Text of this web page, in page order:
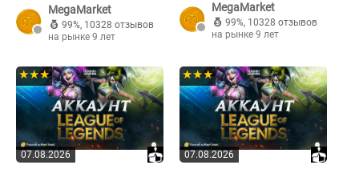
MegaMarket
99%, 10328 отзывов
на рынке 9 лет
MegaMarket
99%, 10328 отзывов
на рынке 9 лет
07.08.2026
★★★
07.08.2026
★★★